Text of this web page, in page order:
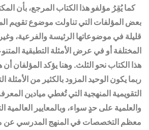
كما يُقِرُ مؤلفو هذا الكتاب المرجع، بأن
بعض المؤلفات التي تناولت موضوع تقويم
قليلة في موضوعاتها الرئيسة والفرعية،
المختلفة أو في عرض الأمثلة التطبقية
هذا الكتاب نحو الثلث. وهنا يؤكد المؤلفان أن
ربما يكون الوحيد المزود بالكثير من الأمثلة
التقويمية المنهجية التي تُغطي ميادين
والعلمية على حدٍ سواء، وبالمعايير
معظم التخصصات في المنهج المدرسي عن